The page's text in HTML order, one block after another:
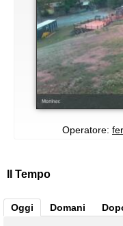
Operatore:
Il Tempo
Oggi Domani